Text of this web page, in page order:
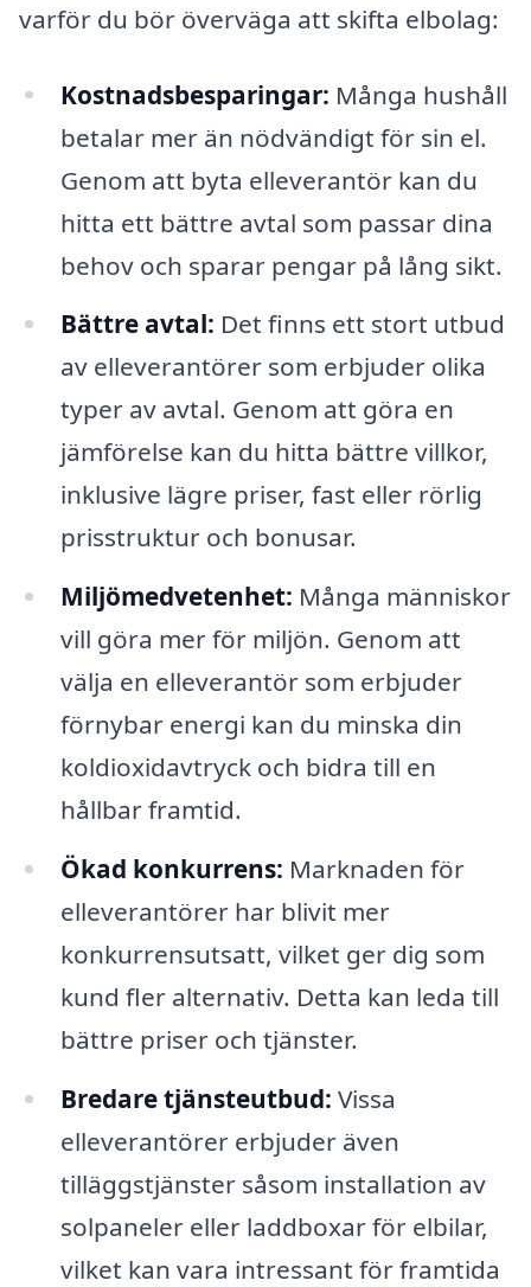
varför du bör överväga att skifta elbolag:
Kostnadsbesparingar: Många hushåll
betalar mer än nödvändigt för sin el.
Genom att byta elleverantör kan du
hitta ett bättre avtal som passar dina
behov och sparar pengar på lång sikt.
Bättre avtal: Det finns ett stort utbud
av elleverantörer som erbjuder olika
typer av avtal. Genom att göra en
jämförelse kan du hitta bättre villkor,
inklusive lägre priser, fast eller rörlig
prisstruktur och bonusar.
Miljömedvetenhet: Många människor
vill göra mer för miljön. Genom att
välja en elleverantör som erbjuder
förnybar energi kan du minska din
koldioxidavtryck och bidra till en
hållbar framtid.
Ökad konkurrens: Marknaden för
elleverantörer har blivit mer
konkurrensutsatt, vilket ger dig som
kund fler alternativ. Detta kan leda till
bättre priser och tjänster.
Bredare tjänsteutbud: Vissa
elleverantörer erbjuder även
tilläggstjänster såsom installation av
solpaneler eller laddboxar för elbilar,
vilket kan vara intressant för framtida